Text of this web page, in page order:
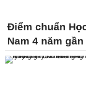
Điểm chuẩn
Nam 4 năm